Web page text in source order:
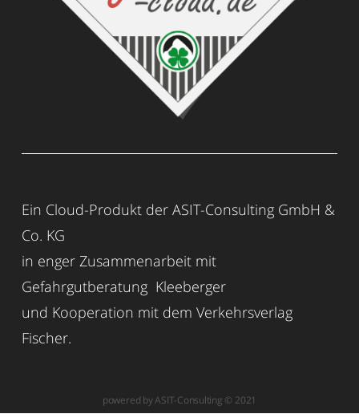
Ein Cloud-Produkt der ASIT-Consulting GmbH &
Co. KG
in enger Zusammenarbeit mit
Gefahrgutberatung Kleeberger
und Kooperation mit dem Verkehrsverlag
Fischer.
powered by ASIT-Consulting © 2021